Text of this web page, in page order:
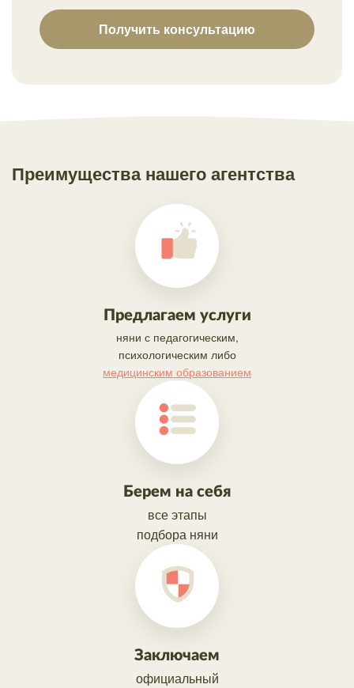
Получить консультацию
Преимущества нашего агентства
Предлагаем услуги
няни с педагогическим,
психологическим либо
медицинским образованием
Берем на себя
все этапы
подбора няни
Заключаем
официальный